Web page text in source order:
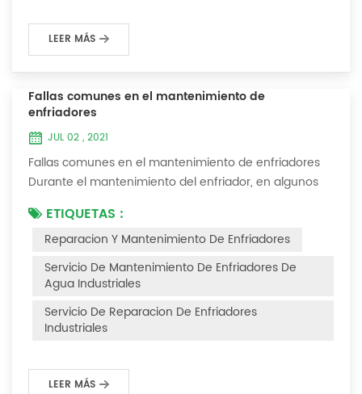
LEER MÁS
Fallas comunes en el mantenimiento de
enfriadores
JUL 02 , 2021
Fallas comunes en el mantenimiento de enfriadores
Durante el mantenimiento del enfriador, en algunos
que el enfriador se haya utilizado durante un período
de tiempo, encontraremos que el enfriador hace ruido
y hay muchas capas de polvo en los accesorios. Este
es un fenómeno común en el uso del enfriador. En
ETIQUETAS :
Reparacion Y Mantenimiento De Enfriadores
Servicio De Mantenimiento De Enfriadores De
Agua Industriales
Servicio De Reparacion De Enfriadores
Industriales
LEER MÁS